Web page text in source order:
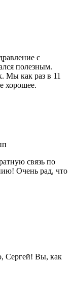
с
полезным.
Мы как раз в 11
хорошее.
связь по
Очень рад, что
Сергей! Вы, как